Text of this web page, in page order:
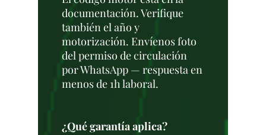
documentación. Verifique
también el año y
motorización. Envíenos foto
del permiso de circulación
por WhatsApp — respuesta en
menos de 1h laboral.
¿Qué garantía aplica?